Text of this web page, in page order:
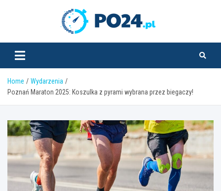
Home
Wydarzenia
Poznań Maraton 2025: Koszulka z pyrami wybrana przez biegaczy!